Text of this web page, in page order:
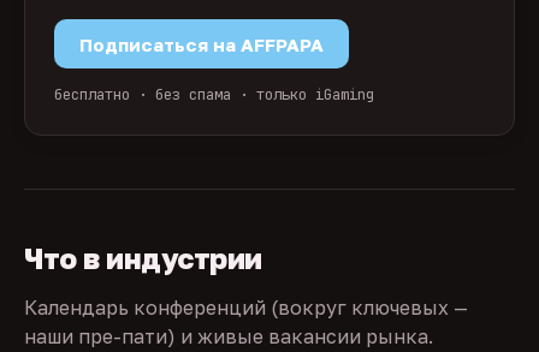
Подписаться на AFFPAPA
бесплатно · без спама · только iGaming
Что в индустрии
Календарь конференций (вокруг ключевых —
наши пре-пати) и живые вакансии рынка.